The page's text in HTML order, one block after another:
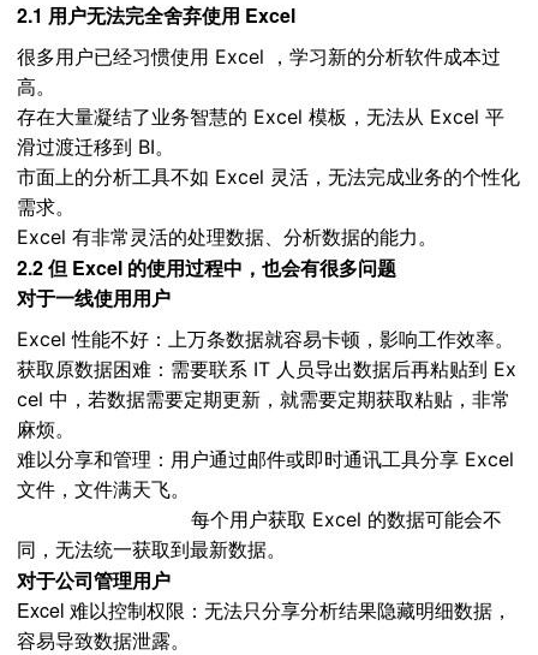
2.1 用户无法完全舍弃使用 Excel
很多用户已经习惯使用 Excel ，学习新的分析软件成本过
高。
存在大量凝结了业务智慧的 Excel 模板 ，无法从 Excel 平
滑过渡迁移到 BI。
市面上的分析工具不如 Excel 灵活，无法完成业务的个性化
需求。
Excel 有非常灵活的处理数据、分析数据的能力。
2.2 但 Excel 的使用过程中，也会有很多问题
对于一线使用用户
Excel 性能不好：上万条数据就容易卡顿，影响工作效率。
获取原数据困难：需要联系 IT 人员导出数据后再粘贴到 Ex
cel 中，若数据需要定期更新，就需要定期获取粘贴，非常
麻烦。
难以分享和管理：用户通过邮件或即时通讯工具分享 Excel
文件，文件满天飞。
每个用户获取 Excel 的数据可能会不
同，无法统一获取到最新数据。
对于公司管理用户
Excel 难以控制权限：无法只分享分析结果隐藏明细数据，
容易导致数据泄露。